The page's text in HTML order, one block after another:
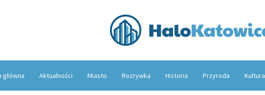
główna Aktualności Miasto Rozrywka Historia Przyroda Kultura